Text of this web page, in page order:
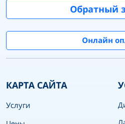
КАРТА САЙТА
Услуги
Обратный
Онлайн